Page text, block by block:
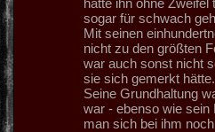
hätte ihn ohne
sogar für schwach
Mit seinen
nicht zu den größten
war auch sonst nicht
sie sich gemerkt hätte.
Seine Grundhaltung
war - ebenso wie sein
man sich bei ihm